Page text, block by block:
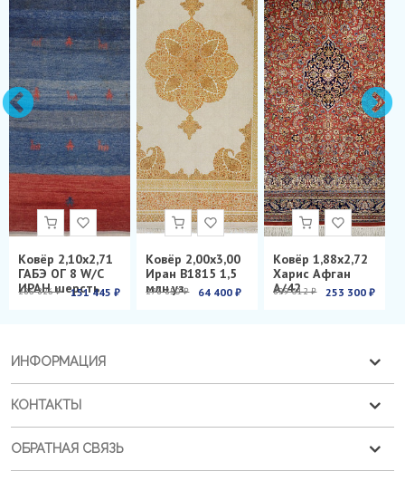
Ковёр 2,10х2,71
ГАБЭ ОГ 8 W/C
ИРАН шерсть
286 826 ₽ 151 445 ₽
Ковёр 2,00х3,00
Иран B1815 1,5
млн.уз.
278 850 ₽ 64 400 ₽
Ковёр 1,88х2,72
Харис Афган
А/42
899 012 ₽ 253 300 ₽
ИНФОРМАЦИЯ
КОНТАКТЫ
ОБРАТНАЯ СВЯЗЬ